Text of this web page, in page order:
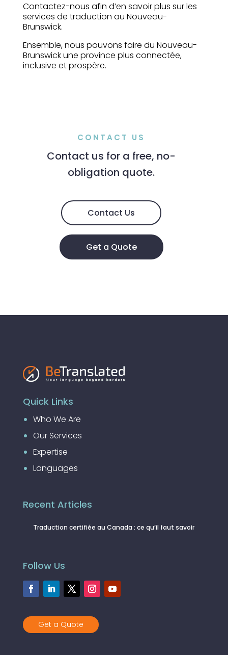
Contactez-nous afin d’en savoir plus sur les
services de traduction au Nouveau-
Brunswick.
Ensemble, nous pouvons faire du Nouveau-
Brunswick une province plus connectée,
inclusive et prospère.
CONTACT US
Contact us for a free, no-
obligation quote.
Contact Us
Get a Quote
Quick Links
Who We Are
Our Services
Expertise
Languages
Recent Articles
Traduction certifiée au Canada : ce qu’il faut savoir
Follow Us
Get a Quote